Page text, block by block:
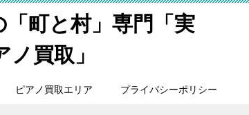
「町と村」専門「実
買取」
ピアノ買取エリア プライバシーポリシー